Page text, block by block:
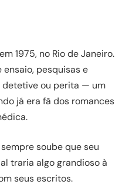
1975, no Rio de Janeiro.
pesquisas e
detetive ou perita — um
já era fã dos romances
soube que seu
traria algo grandioso à
seus escritos.